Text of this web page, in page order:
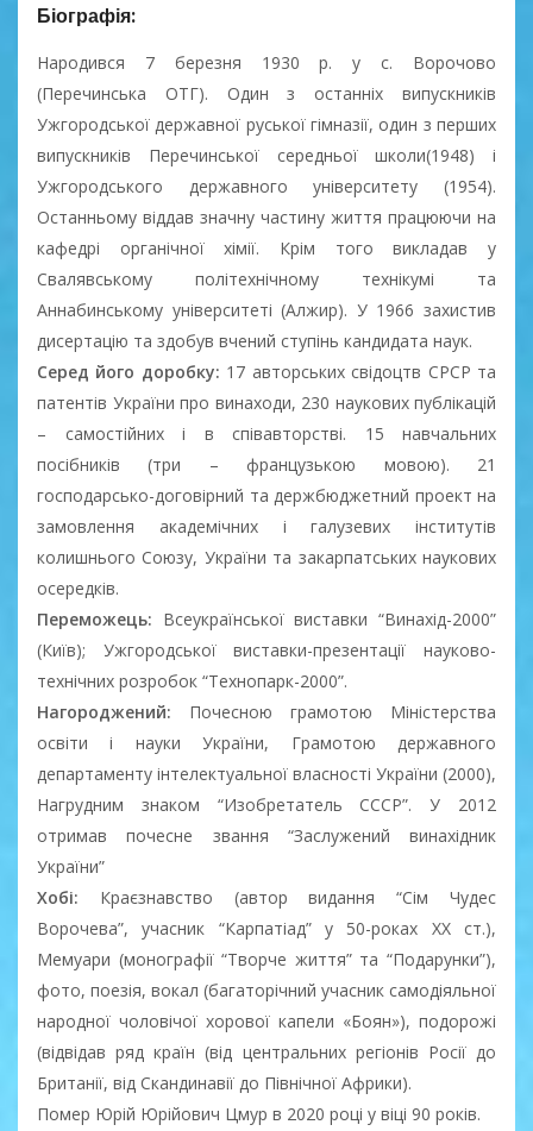
Біографія:
Народився 7 березня 1930 р. у с. Ворочово
(Перечинська ОТГ). Один з останніх випускників
Ужгородської державної руської гімназії, один з перших
випускників Перечинської середньої школи(1948) і
Ужгородського державного університету (1954).
Останньому віддав значну частину життя працюючи на
кафедрі органічної хімії. Крім того викладав у
Свалявському політехнічному технікумі та
Аннабинському університеті (Алжир). У 1966 захистив
дисертацію та здобув вчений ступінь кандидата наук.
Серед його доробку: 17 авторських свідоцтв СРСР та
патентів України про винаходи, 230 наукових публікацій
– самостійних і в співавторстві. 15 навчальних
посібників (три – французькою мовою). 21
господарсько-договірний та держбюджетний проект на
замовлення академічних і галузевих інститутів
колишнього Союзу, України та закарпатських наукових
осередків.
Переможець: Всеукраїнської виставки “Винахід-2000”
(Київ); Ужгородської виставки-презентації науково-
технічних розробок “Технопарк-2000”.
Нагороджений: Почесною грамотою Міністерства
освіти і науки України, Грамотою державного
департаменту інтелектуальної власності України (2000),
Нагрудним знаком “Изобретатель СССР”. У 2012
отримав почесне звання “Заслужений винахідник
України”
Хобі: Краєзнавство (автор видання “Сім Чудес
Ворочева”, учасник “Карпатіад” у 50-роках ХХ ст.),
Мемуари (монографії “Творче життя” та “Подарунки”),
фото, поезія, вокал (багаторічний учасник самодіяльної
народної чоловічої хорової капели «Боян»), подорожі
(відвідав ряд країн (від центральних регіонів Росії до
Британії, від Скандинавії до Північної Африки).
Помер Юрій Юрійович Цмур в 2020 році у віці 90 років.